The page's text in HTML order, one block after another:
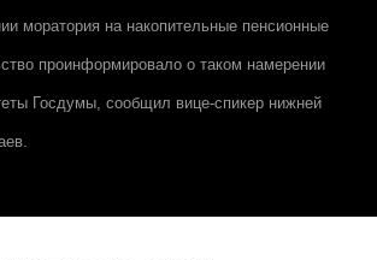
моратория на накопительные пенсионные
проинформировало о таком намерении
Госдумы, сообщил вице-спикер нижней